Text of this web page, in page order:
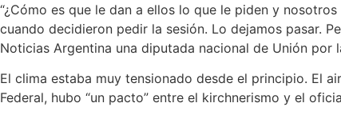
“¿Cómo es que le dan a ellos lo que le piden y
cuando decidieron pedir la sesión. Lo dejamos pasar.
Noticias Argentina una diputada nacional de Unión por
El clima estaba muy tensionado desde el principio. El
Federal, hubo “un pacto” entre el kirchnerismo y el